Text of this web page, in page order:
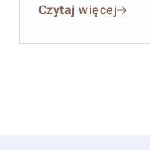
września 2026 r.
Czytaj więcej